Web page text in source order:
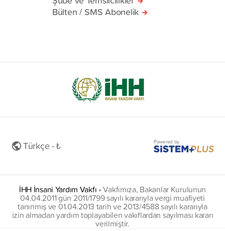
Bülten / SMS Abonelik
Türkçe - ₺ Powered by
İHH İnsani Yardım Vakfı •Vakfımıza, Bakanlar Kurulunun
04.04.2011 gün 2011/1799 sayılı kararıyla vergi muafiyeti
tanınmış ve 01.04.2013 tarih ve 2013/4588 sayılı kararıyla
izin almadan yardım toplayabilen vakıflardan sayılması kararı
verilmiştir.